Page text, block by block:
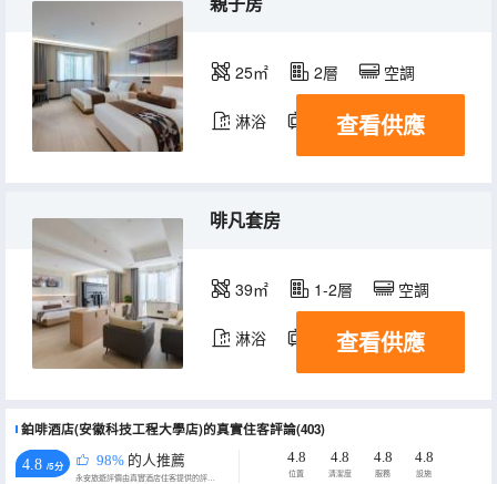
25㎡ 2層 空調
淋浴 電視機
查看供應
啡凡套房
39㎡ 1-2層 空調
淋浴 電視機
查看供應
鉑啡酒店(安徽科技工程大學店)的真實住客評論(403)
4.8 /5分 98% 的人推薦
永安旅遊評價由真實酒店住客提供的評價。
4.8
位置
4.8
清潔度
4.8
服務
4.8
設施